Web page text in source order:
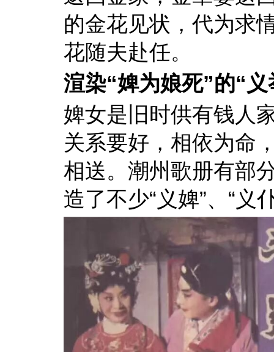
的金花见状，代为求
花随夫赴任。
渲染“婢为娘死”的“义
婢女是旧时供有钱人
关系要好，相依为命
相送。潮州歌册有部
造了不少“义婢”、“义